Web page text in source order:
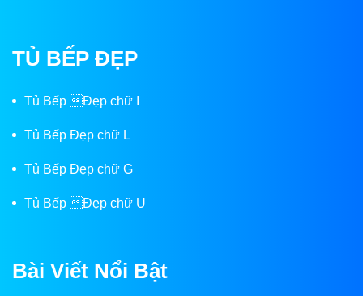
TỦ BẾP ĐẸP
Tủ Bếp Đẹp chữ I
Tủ Bếp Đẹp chữ L
Tủ Bếp Đẹp chữ G
Tủ Bếp Đẹp chữ U
Bài Viết Nổi Bật